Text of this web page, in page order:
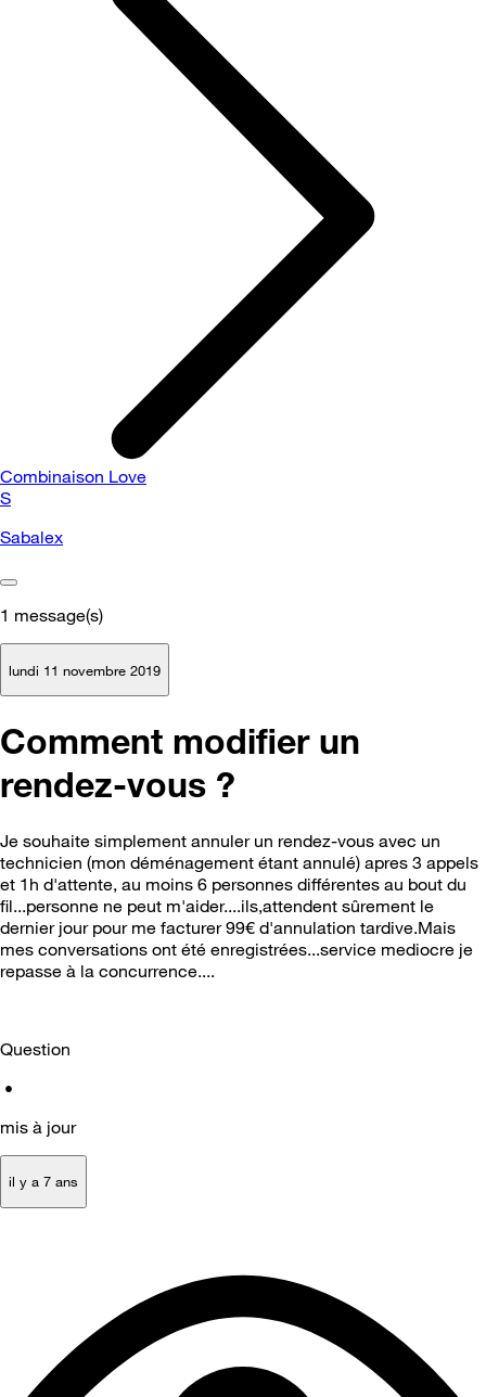
Combinaison Love
S
Sabalex
1 message(s)
lundi 11 novembre 2019
Comment modifier un
rendez-vous ?
Je souhaite simplement annuler un rendez-vous avec un
technicien (mon déménagement étant annulé) apres 3 appels
et 1h d'attente, au moins 6 personnes différentes au bout du
fil...personne ne peut m'aider....ils,attendent sûrement le
dernier jour pour me facturer 99€ d'annulation tardive.Mais
mes conversations ont été enregistrées...service mediocre je
repasse à la concurrence....
Question
•
mis à jour
il y a 7 ans